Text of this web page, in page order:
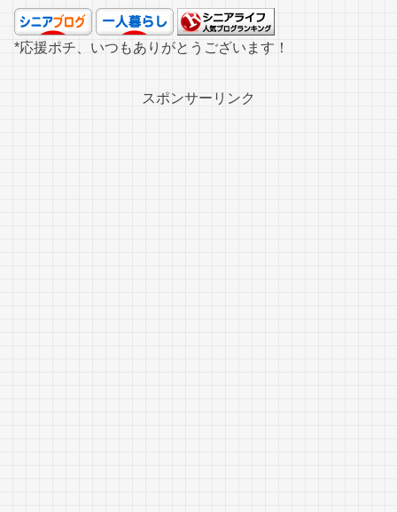
*応援ポチ、いつもありがとうございます！
スポンサーリンク